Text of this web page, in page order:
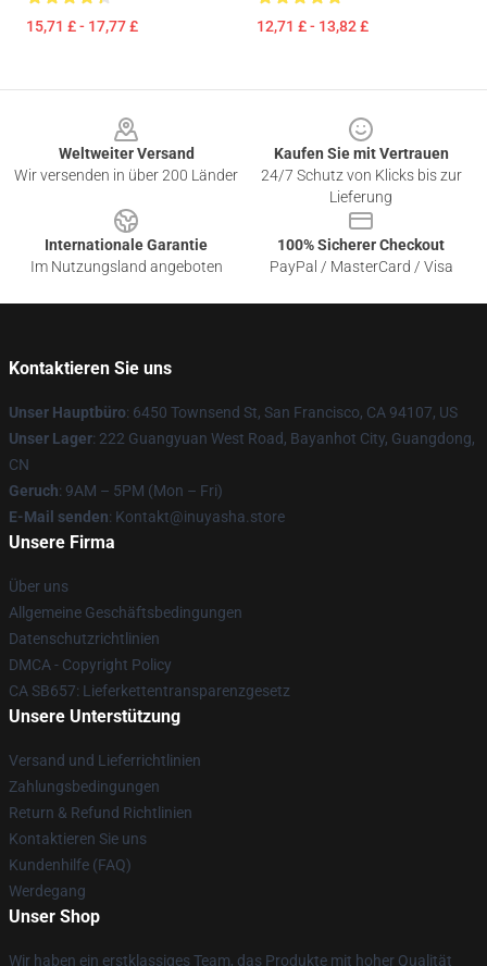
15,71 £ - 17,77 £ 12,71 £ - 13,82 £
Weltweiter Versand
Wir versenden in über 200 Länder
Kaufen Sie mit Vertrauen
24/7 Schutz von Klicks bis zur
Lieferung
Internationale Garantie
Im Nutzungsland angeboten
100% Sicherer Checkout
PayPal / MasterCard / Visa
Kontaktieren Sie uns
Unser Hauptbüro: 6450 Townsend St, San Francisco, CA 94107, US
Unser Lager: 222 Guangyuan West Road, Bayanhot City, Guangdong,
CN
Geruch: 9AM – 5PM (Mon – Fri)
E-Mail senden: Kontakt@inuyasha.store
Unsere Firma
Über uns
Allgemeine Geschäftsbedingungen
Datenschutzrichtlinien
DMCA - Copyright Policy
CA SB657: Lieferkettentransparenzgesetz
Unsere Unterstützung
Versand und Lieferrichtlinien
Zahlungsbedingungen
Return & Refund Richtlinien
Kontaktieren Sie uns
Kundenhilfe (FAQ)
Werdegang
Unser Shop
Wir haben ein erstklassiges Team, das Produkte mit hoher Qualität